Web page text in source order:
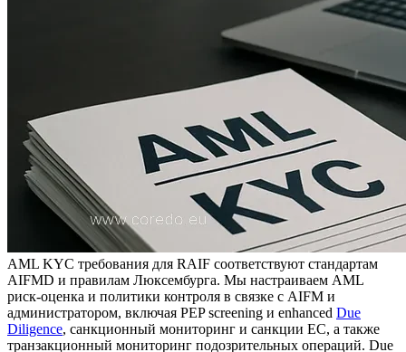
AML KYC требования для RAIF соответствуют стандартам
AIFMD и правилам Люксембурга. Мы настраиваем AML
риск-оценка и политики контроля в связке с AIFM и
администратором, включая PEP screening и enhanced Due
Diligence, санкционный мониторинг и санкции ЕС, а также
транзакционный мониторинг подозрительных операций. Due